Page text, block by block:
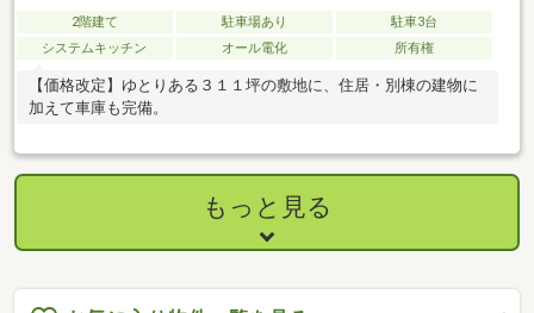
2階建て 駐車場あり
駐車3台
システムキッチン
オール電化 所有権
【価格改定】ゆとりある３１１坪の敷地に、住居・別棟の建物に
加えて車庫も完備。
もっと見る